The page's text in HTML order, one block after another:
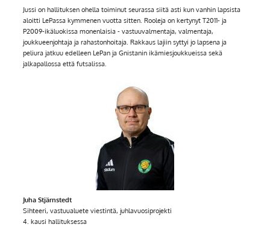
Jussi on hallituksen ohella toiminut seurassa siitä asti kun vanhin lapsista
aloitti LePassa kymmenen vuotta sitten. Rooleja on kertynyt T2011- ja
P2009-ikäluokissa monenlaisia - vastuuvalmentaja, valmentaja,
joukkueenjohtaja ja rahastonhoitaja. Rakkaus lajiin syttyi jo lapsena ja
peliura jatkuu edelleen LePan ja Gnistanin ikämiesjoukkueissa sekä
jalkapallossa että futsalissa.
Juha Stjärnstedt
Sihteeri, vastuualuete viestintä, juhlavuosiprojekti
4. kausi hallituksessa